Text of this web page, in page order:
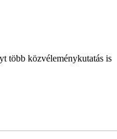
több közvéleménykutatás is